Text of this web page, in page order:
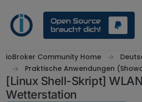
ioBroker Community Home
Praktische Anwendungen
[Linux Shell-Skript]
Wetterstation